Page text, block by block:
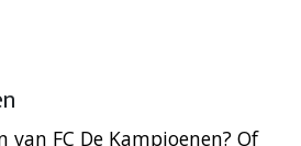
van FC De Kampioenen? Of